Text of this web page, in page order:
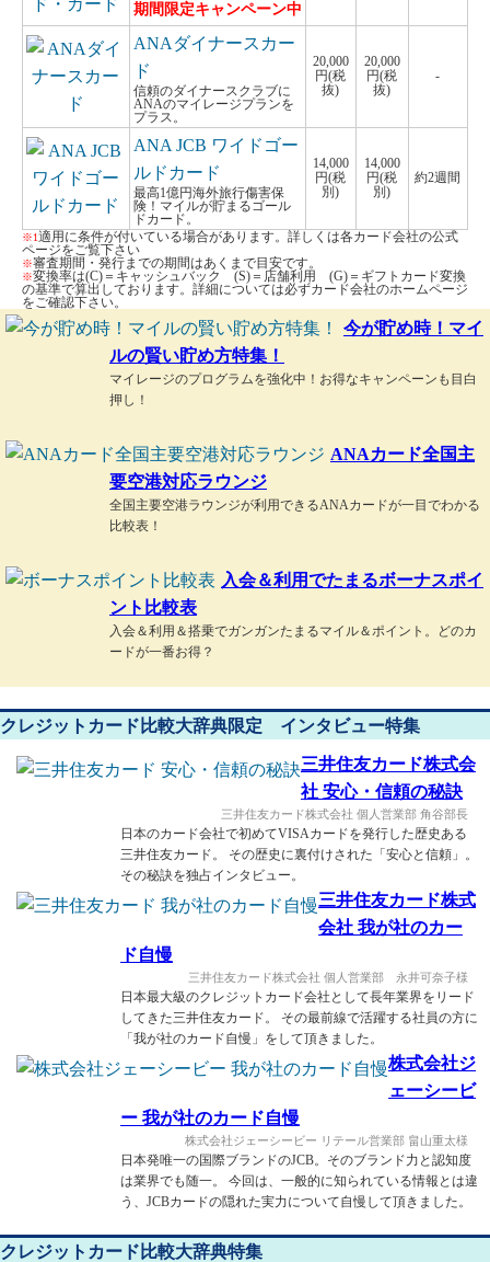
期間限定キャンペーン中
ANAダイナースカー
ド
信頼のダイナースクラブに
ANAのマイレージプランを
プラス。
20,000
円(税
抜)
20,000
円(税
抜)
-
ANA JCB ワイドゴー
ルドカード
最高1億円海外旅行傷害保
険！マイルが貯まるゴール
ドカード。
14,000
円(税
別)
14,000
円(税
別)
約2週間
※1適用に条件が付いている場合があります。詳しくは各カード会社の公式
ページをご覧下さい
※審査期間・発行までの期間はあくまで目安です。
※変換率は(C)＝キャッシュバック (S)＝店舗利用 (G)＝ギフトカード変換
の基準で算出しております。詳細については必ずカード会社のホームページ
をご確認下さい。
今が貯め時！マイ
ルの賢い貯め方特集！
マイレージのプログラムを強化中！お得なキャンペーンも目白
押し！
ANAカード全国主
要空港対応ラウンジ
全国主要空港ラウンジが利用できるANAカードが一目でわかる
比較表！
入会＆利用でたまるボーナスポイ
ント比較表
入会＆利用＆搭乗でガンガンたまるマイル＆ポイント。どのカ
ードが一番お得？
クレジットカード比較大辞典限定 インタビュー特集
三井住友カード株式会
社 安心・信頼の秘訣
三井住友カード株式会社 個人営業部 角谷部長
日本のカード会社で初めてVISAカードを発行した歴史ある
三井住友カード。 その歴史に裏付けされた「安心と信頼」。
その秘訣を独占インタビュー。
三井住友カード株式
会社 我が社のカー
ド自慢
三井住友カード株式会社 個人営業部 永井可奈子様
日本最大級のクレジットカード会社として長年業界をリード
してきた三井住友カード。 その最前線で活躍する社員の方に
「我が社のカード自慢」をして頂きました。
株式会社ジ
ェーシービ
ー 我が社のカード自慢
株式会社ジェーシービー リテール営業部 畠山重太様
日本発唯一の国際ブランドのJCB。そのブランド力と認知度
は業界でも随一。 今回は、一般的に知られている情報とは違
う、JCBカードの隠れた実力について自慢して頂きました。
クレジットカード比較大辞典特集